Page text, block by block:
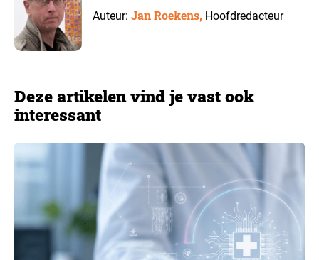
Auteur:Jan Roekens, Hoofdredacteur
Deze artikelen vind je vast ook
interessant